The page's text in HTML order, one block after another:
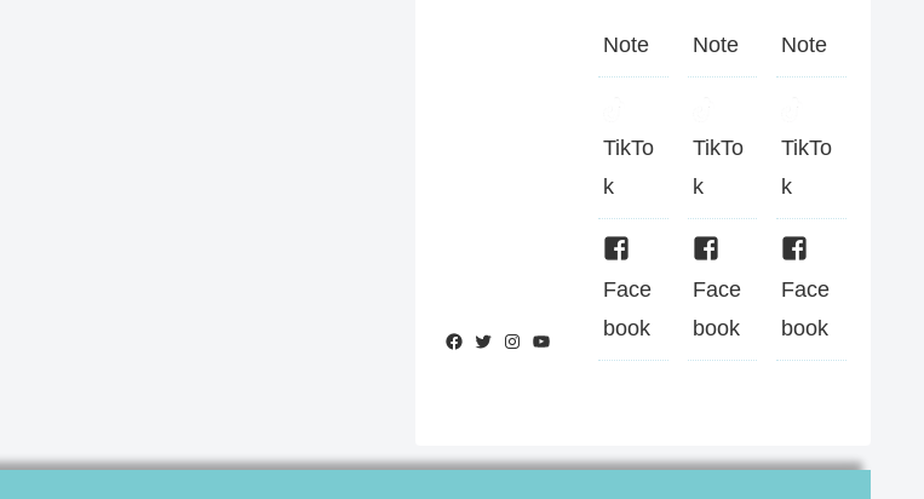
Facebook
TwitterInstagram
YouTube
Note
TikTo
k
Face
book
Note
TikTo
k
Face
book
Note
TikTo
k
Face
book